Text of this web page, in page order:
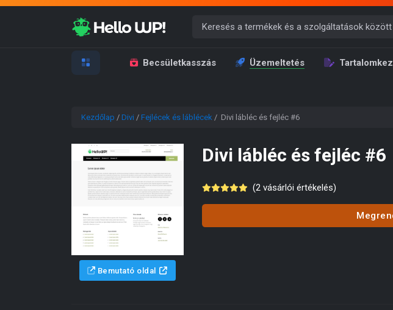
Becsületkasszás Üzemeltetés
Kezdőlap / Divi / Fejlécek és láblécek / Divi lábléc és fejléc #6
Bemutató oldal
Divi lábléc és fejléc #6
(2 vásárlói értékelés)